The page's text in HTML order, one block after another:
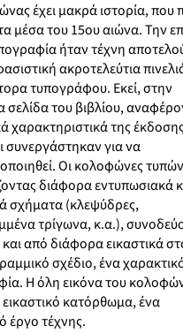
έχει μακρά ιστορία, που
μέσα του 15ου αιώνα. Την
ήταν τέχνη
ακροτελεύτια
τυπογράφου. Εκεί, στην
σελίδα του βιβλίου,
χαρακτηριστικά της
συνεργάστηκαν για να
Οι κολοφώνες
διάφορα εντυπωσιακά
σχήματα (κλεψύδρες,
τρίγωνα, κ.α.),
από διάφορα εικαστικά
σχέδιο, ένα
Η όλη εικόνα του
κατόρθωμα, ένα
έργο τέχνης.